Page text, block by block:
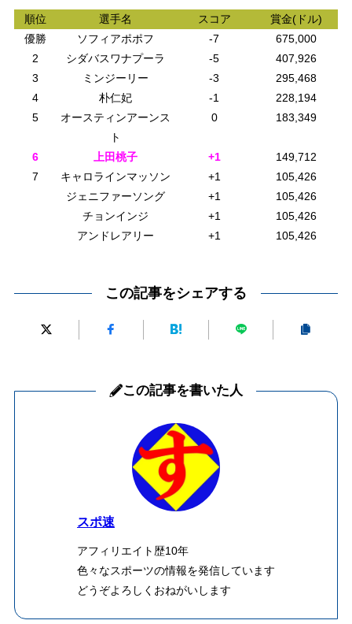
順位 選手名 スコア
賞金(ドル)
優勝
ソフィアポポフ -7
675,000
2
シダバスワナプーラ -5
407,926
3
ミンジーリー -3
295,468
4
朴仁妃 -1
228,194
5
オースティンアーンス
ト
0 183,349
6 上田桃子 +1
149,712
7
キャロラインマッソン +1
105,426
ジェニファーソング
+1
105,426
チョンインジ
+1
105,426
アンドレアリー
+1 105,426
この記事をシェアする
この記事を書いた人
スポ速
アフィリエイト歴10年
色々なスポーツの情報を発信しています
どうぞよろしくおねがいします